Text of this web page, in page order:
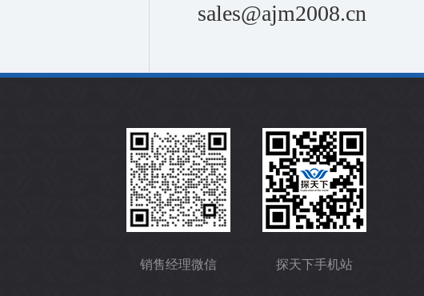
sales@ajm2008.cn
销售经理微信 探天下手机站